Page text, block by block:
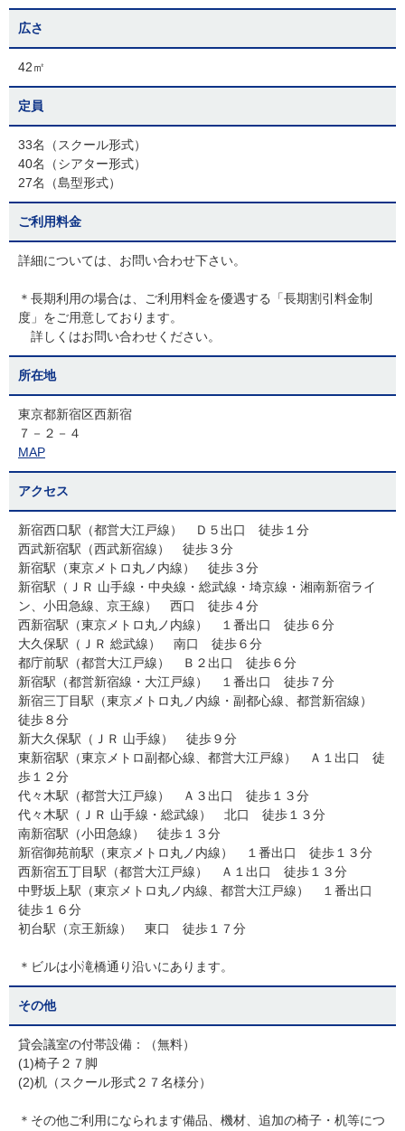
広さ
42㎡
定員
33名（スクール形式）
40名（シアター形式）
27名（島型形式）
ご利用料金
詳細については、お問い合わせ下さい。
＊長期利用の場合は、ご利用料金を優遇する「長期割引料金制
度」をご用意しております。
詳しくはお問い合わせください。
所在地
東京都新宿区西新宿
７－２－４
MAP
アクセス
新宿西口駅（都営大江戸線） Ｄ５出口 徒歩１分
西武新宿駅（西武新宿線） 徒歩３分
新宿駅（東京メトロ丸ノ内線） 徒歩３分
新宿駅（ＪＲ 山手線・中央線・総武線・埼京線・湘南新宿ライ
ン、小田急線、京王線） 西口 徒歩４分
西新宿駅（東京メトロ丸ノ内線） １番出口 徒歩６分
大久保駅（ＪＲ 総武線） 南口 徒歩６分
都庁前駅（都営大江戸線） Ｂ２出口 徒歩６分
新宿駅（都営新宿線・大江戸線） １番出口 徒歩７分
新宿三丁目駅（東京メトロ丸ノ内線・副都心線、都営新宿線）
徒歩８分
新大久保駅（ＪＲ 山手線） 徒歩９分
東新宿駅（東京メトロ副都心線、都営大江戸線） Ａ１出口 徒
歩１２分
代々木駅（都営大江戸線） Ａ３出口 徒歩１３分
代々木駅（ＪＲ 山手線・総武線） 北口 徒歩１３分
南新宿駅（小田急線） 徒歩１３分
新宿御苑前駅（東京メトロ丸ノ内線） １番出口 徒歩１３分
西新宿五丁目駅（都営大江戸線） Ａ１出口 徒歩１３分
中野坂上駅（東京メトロ丸ノ内線、都営大江戸線） １番出口
徒歩１６分
初台駅（京王新線） 東口 徒歩１７分
＊ビルは小滝橋通り沿いにあります。
その他
貸会議室の付帯設備：（無料）
(1)椅子２７脚
(2)机（スクール形式２７名様分）
＊その他ご利用になられます備品、機材、追加の椅子・机等につ